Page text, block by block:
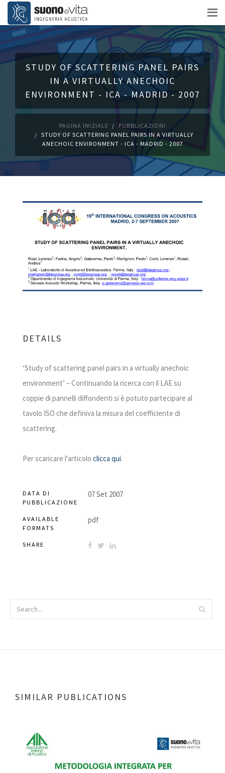
STUDY OF SCATTERING PANEL PAIRS
IN A VIRTUALLY ANECHOIC
ENVIRONMENT - ICA - MADRID - 2007
PAGINA INIZIALE
PUBBLICAZIONI
STUDY OF SCATTERING PANEL PAIRS IN A VIRTUALLY
ANECHOIC ENVIRONMENT - ICA - MADRID - 2007
DETAILS
‘Study of scattering panel pairs in a virtually anechoic
environment’ – Continuando la ricerca con il LAE su
coppie di pannelli diffondenti si è potuto partecipare al
tavolo ISO che definiva la misura del coefficiente di
scattering.
Per scaricare l'articolo clicca qui.
DATA DI
PUBBLICAZIONE
07 Set 2007
AVAILABLE
FORMATS
pdf
SHARE
SIMILAR PUBLICATIONS